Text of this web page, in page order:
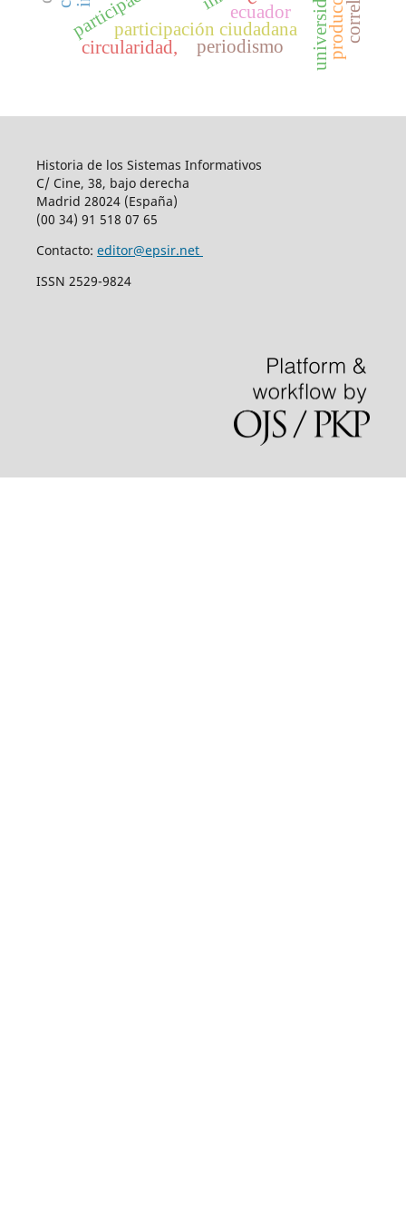
participación ciudadana
circularidad,
ecuador
periodismo
Historia de los Sistemas Informativos
C/ Cine, 38, bajo derecha
Madrid 28024 (España)
(00 34) 91 518 07 65
Contacto: editor@epsir.net
ISSN 2529-9824